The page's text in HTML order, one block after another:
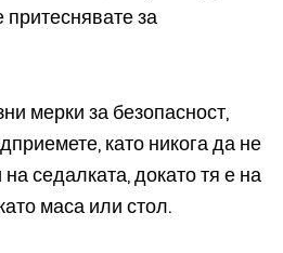
за
мерки за безопасност,
като никога да не
седалката, докато тя е на
маса или стол.